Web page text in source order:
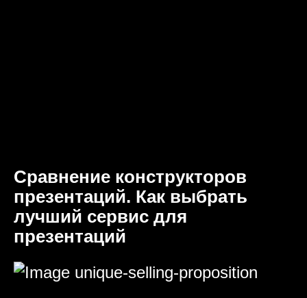
Сравнение конструкторов
презентаций. Как выбрать
лучший сервис для
презентаций